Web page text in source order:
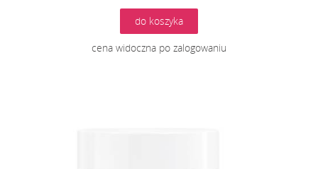
do koszyka
cena widoczna po zalogowaniu